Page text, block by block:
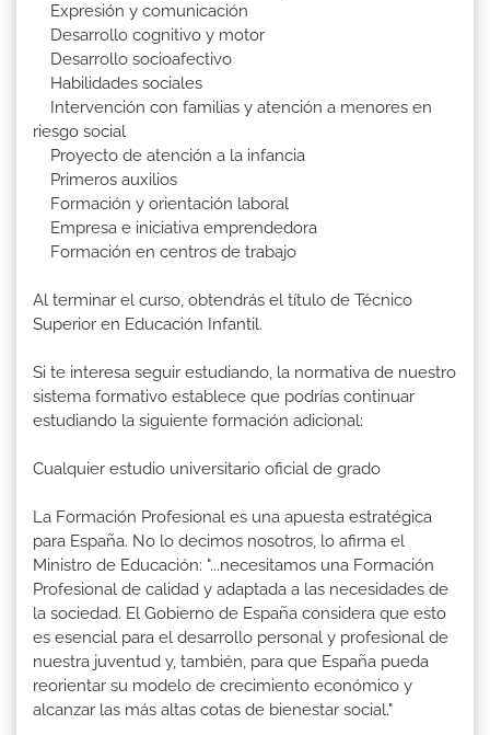
Expresión y comunicación
Desarrollo cognitivo y motor
Desarrollo socioafectivo
Habilidades sociales
Intervención con familias y atención a menores en
riesgo social
Proyecto de atención a la infancia
Primeros auxilios
Formación y orientación laboral
Empresa e iniciativa emprendedora
Formación en centros de trabajo
Al terminar el curso, obtendrás el título de Técnico
Superior en Educación Infantil.
Si te interesa seguir estudiando, la normativa de nuestro
sistema formativo establece que podrías continuar
estudiando la siguiente formación adicional:
Cualquier estudio universitario oficial de grado
La Formación Profesional es una apuesta estratégica
para España. No lo decimos nosotros, lo afirma el
Ministro de Educación: "...necesitamos una Formación
Profesional de calidad y adaptada a las necesidades de
la sociedad. El Gobierno de España considera que esto
es esencial para el desarrollo personal y profesional de
nuestra juventud y, también, para que España pueda
reorientar su modelo de crecimiento económico y
alcanzar las más altas cotas de bienestar social."